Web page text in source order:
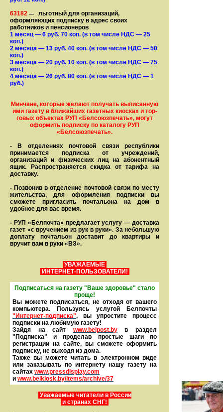
63182 —
льготный для организаций,
оформляющих подписку в адрес своих
работников и пенсионеров
1 месяц— 6 руб. 70 коп. (в том числе НДС — 25
коп.)
2 месяца — 13 руб. 40 коп. (в том числе НДС — 50
коп.)
3 месяца — 20 руб. 10 коп. (в том числе НДС — 75
коп.)
4 месяца — 26 руб. 80 коп. (в том числе НДС — 1
руб.)
Минчане, которые желают получать вы­писанную
ими газету в бли­жай­ших газет­ных киосках и тор­
го­вых объе­ктах РУП «Белсоюзпечать», могут
оформить под­пис­ку по ка­та­ло­гу РУП
«Белсоюзпечать».
- В отделениях почтовой связи рес­пуб­лики
принимается подписка от учреждений,
организаций и фи­зи­ческих лиц на абонентный
ящик. Распространяется скидка от тарифа на
доставку.
- Позвонив в отделение почтовой связи по месту
жительства, для оформления подписки вы
сможете пригласить почтальона на дом в
удобное для вас время.
- РУП «Белпочта» предлагает услугу — доставка
газет «с вручением из рук в руки». За небольшую
доплату почтальон доставит до квартиры и
вручит вам в руки «ВЗ».
УВАЖАЕМЫЕ
ИНТЕРНЕТ-ПОЛЬЗОВАТЕЛИ!
Подписаться на газету "Ваше здоровье" стало
проще!
Вы можете подписаться, не отходя от вашего
компьютера. Пользуясь услугой Белпочты
"Интернет-подписка", вы упростите процесс
подписки на любимую газету!
Зайдя на сайт www.belpost.by
в раздел
"Подписка" и проделав простые шаги по
регистрации на сайте, вы сможете оформить
под­писку, не выходя из дома.
Также вы можете читать в элек­тронном виде
или заказывать по интернету нашу газету на
сайтах www.pressdisplay.com
и www.belkiosk.by/items/archive/37
Уважаемые читатели в России
и странах СНГ!